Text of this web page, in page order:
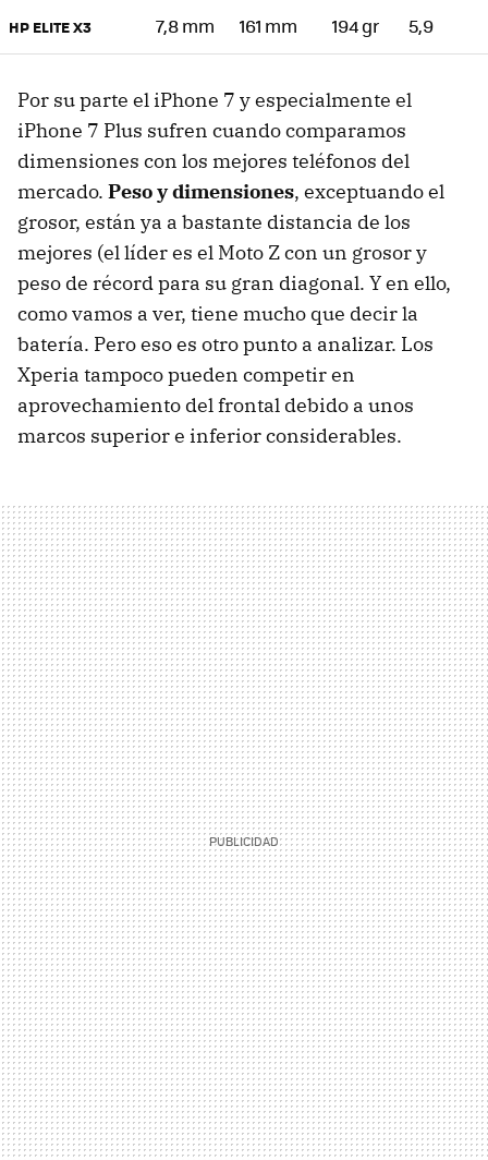
HP ELITE X3 7,8 mm 161 mm 194 gr 5,9
Por su parte el iPhone 7 y especialmente el
iPhone 7 Plus sufren cuando comparamos
dimensiones con los mejores teléfonos del
mercado. Peso y dimensiones, exceptuando el
grosor, están ya a bastante distancia de los
mejores (el líder es el Moto Z con un grosor y
peso de récord para su gran diagonal. Y en ello,
como vamos a ver, tiene mucho que decir la
batería. Pero eso es otro punto a analizar. Los
Xperia tampoco pueden competir en
aprovechamiento del frontal debido a unos
marcos superior e inferior considerables.